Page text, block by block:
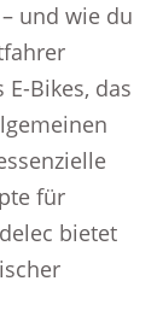
und wie du
Bikes, das
für
bietet